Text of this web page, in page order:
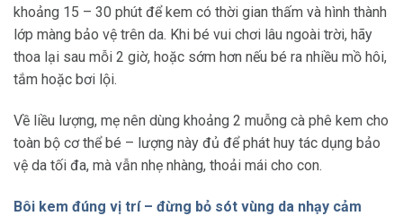
khoảng 15 – 30 phút để kem có thời gian thấm và hình thành
lớp màng bảo vệ trên da. Khi bé vui chơi lâu ngoài trời, hãy
thoa lại sau mỗi 2 giờ, hoặc sớm hơn nếu bé ra nhiều mồ hôi,
tắm hoặc bơi lội.
Về liều lượng, mẹ nên dùng khoảng 2 muỗng cà phê kem cho
toàn bộ cơ thể bé – lượng này đủ để phát huy tác dụng bảo
vệ da tối đa, mà vẫn nhẹ nhàng, thoải mái cho con.
Bôi kem đúng vị trí – đừng bỏ sót vùng da nhạy cảm